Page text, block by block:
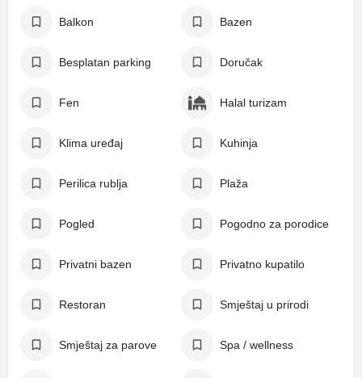
Balkon Bazen
Besplatan parking Doručak
Fen Halal turizam
Klima uređaj Kuhinja
Perilica rublja Plaža
Pogled Pogodno za porodice
Privatni bazen Privatno kupatilo
Restoran Smještaj u prirodi
Smještaj za parove Spa / wellness